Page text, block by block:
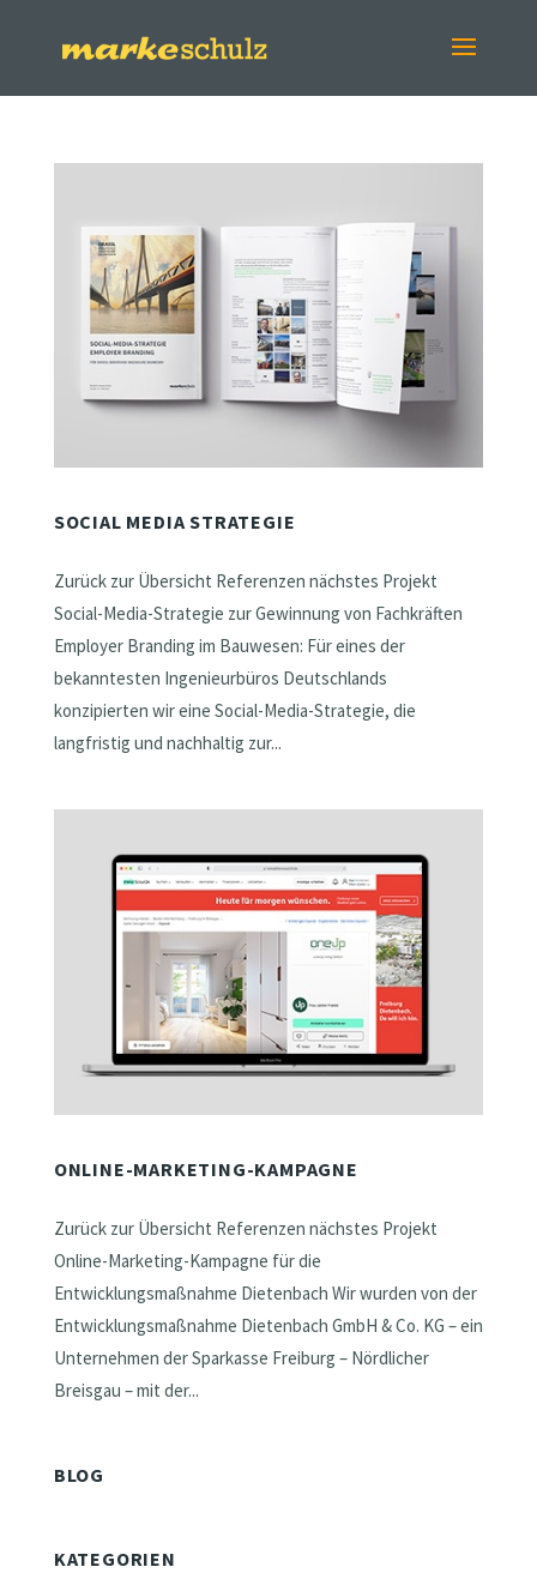
SOCIAL MEDIA STRATEGIE
Zurück zur Übersicht Referenzen nächstes Projekt
Social-Media-Strategie zur Gewinnung von Fachkräften
Employer Branding im Bauwesen: Für eines der
bekanntesten Ingenieurbüros Deutschlands
konzipierten wir eine Social-Media-Strategie, die
langfristig und nachhaltig zur...
ONLINE-MARKETING-KAMPAGNE
Zurück zur Übersicht Referenzen nächstes Projekt
Online-Marketing-Kampagne für die
Entwicklungsmaßnahme Dietenbach Wir wurden von der
Entwicklungsmaßnahme Dietenbach GmbH & Co. KG – ein
Unternehmen der Sparkasse Freiburg – Nördlicher
Breisgau – mit der...
BLOG
KATEGORIEN